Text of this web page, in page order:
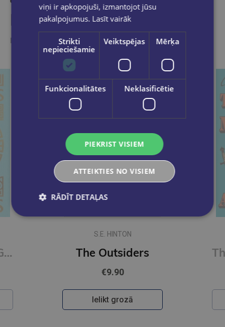
Līdzīgas preces
Ieskaties, varbūt noder
On Happiness : Gilded Pocket Edition (Arcturus Ornate Classics)
S.E. HINTON
The Outsiders
€9.90
Ielikt grozā
viņi ir apkopojuši, izmantojot jūsu
pakalpojumus. Lasīt vairāk
Strikti
nepieciešamie
Veiktspējas Mērķa
Funkcionalitātes Neklasificētie
PIEKRIST VISIEM
ATTEIKTIES NO VISIEM
RĀDĪT DETAĻAS